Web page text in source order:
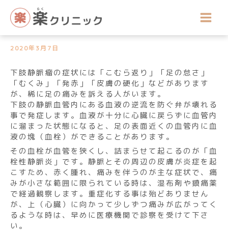
ス
院長コラム
血管の炎症や血栓について
2020年3月7日
下肢静脈瘤の症状には「こむら返り」「足の怠さ」
「むくみ」「発赤」「皮膚の硬化」などがあります
が、稀に足の痛みを訴える人がいます。
下肢の静脈血管内にある血液の逆流を防ぐ弁が壊れる
事で発症します。血液が十分に心臓に戻らずに血管内
に溜まった状態になると、足の表面近くの血管内に血
液の塊（血栓）ができることがあります。
その血栓が血管を狭くし、詰まらせて起こるのが「血
栓性静脈炎」です。静脈とその周辺の皮膚が炎症を起
こすため、赤く腫れ、痛みを伴うのが主な症状で、痛
みが小さな範囲に限られている時は、湿布剤や鎮痛薬
で経過観察します。重症化する事は殆どありません
が、上（心臓）に向かって少しずつ痛みが広がってく
るような時は、早めに医療機関で診察を受けて下さ
い。